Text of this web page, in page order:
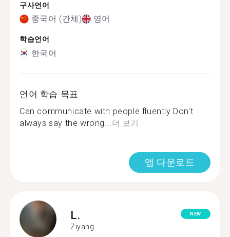
구사언어
중국어 (간체) 영어
학습언어
한국어
언어 학습 목표
Can communicate with people fluently Don't
always say the wrong... 더 보기
앱 다운로드
L.
Ziyang
NEW